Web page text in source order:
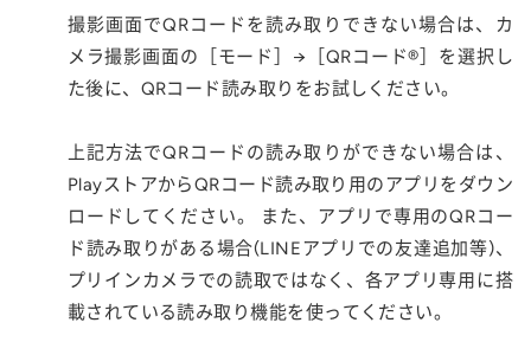
撮影画面でQRコードを読み取りできない場合は、カ
メラ撮影画面の［モード］→［QRコード®］を選択し
た後に、QRコード読み取りをお試しください。
上記方法でQRコードの読み取りができない場合は、
PlayストアからQRコード読み取り用のアプリをダウン
ロードしてください。 また、アプリで専用のQRコー
ド読み取りがある場合(LINEアプリでの友達追加等)、
プリインカメラでの読取ではなく、各アプリ専用に搭
載されている読み取り機能を使ってください。